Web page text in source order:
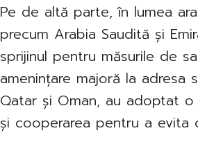
Pe de altă parte, în lumea
precum Arabia Saudită și
sprijinul pentru măsurile de
amenințare majoră la adresa
Qatar și Oman, au adoptat
și cooperarea pentru a evita